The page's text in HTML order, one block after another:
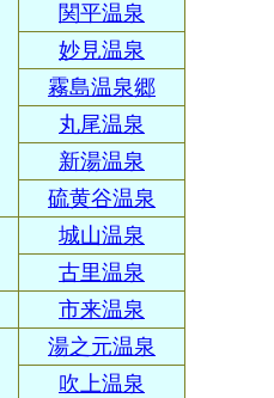
関平温泉
妙見温泉
霧島温泉郷
丸尾温泉
新湯温泉
硫黄谷温泉
城山温泉
古里温泉
市来温泉
湯之元温泉
吹上温泉